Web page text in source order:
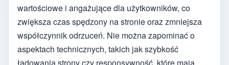
wartościowe i angażujące dla użytkowników, co
zwiększa czas spędzony na stronie oraz zmniejsza
współczynnik odrzuceń. Nie można zapominać o
aspektach technicznych, takich jak szybkość
ładowania strony czy responsywność, które mają